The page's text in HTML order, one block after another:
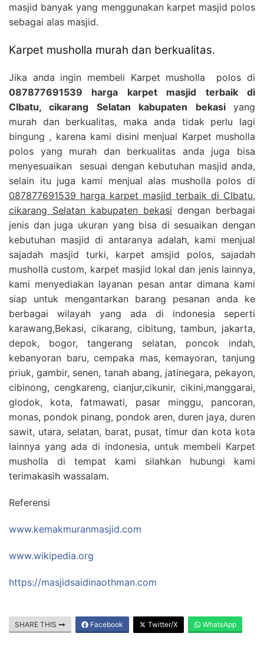
masjid banyak yang menggunakan karpet masjid polos
sebagai alas masjid.
Karpet musholla murah dan berkualitas.
Jika anda ingin membeli Karpet musholla polos di
087877691539 harga karpet masjid terbaik di
CIbatu, cikarang Selatan kabupaten bekasi yang
murah dan berkualitas, maka anda tidak perlu lagi
bingung , karena kami disini menjual Karpet musholla
polos yang murah dan berkualitas anda juga bisa
menyesuaikan sesuai dengan kebutuhan masjid anda,
selain itu juga kami menjual alas musholla polos di
087877691539 harga karpet masjid terbaik di CIbatu,
cikarang Selatan kabupaten bekasi dengan berbagai
jenis dan juga ukuran yang bisa di sesuaikan dengan
kebutuhan masjid di antaranya adalah, kami menjual
sajadah masjid turki, karpet amsjid polos, sajadah
musholla custom, karpet masjid lokal dan jenis lainnya,
kami menyediakan layanan pesan antar dimana kami
siap untuk mengantarkan barang pesanan anda ke
berbagai wilayah yang ada di indonesia seperti
karawang,Bekasi, cikarang, cibitung, tambun, jakarta,
depok, bogor, tangerang selatan, poncok indah,
kebanyoran baru, cempaka mas, kemayoran, tanjung
priuk, gambir, senen, tanah abang, jatinegara, pekayon,
cibinong, cengkareng, cianjur,cikunir, cikini,manggarai,
glodok, kota, fatmawati, pasar minggu, pancoran,
monas, pondok pinang, pondok aren, duren jaya, duren
sawit, utara, selatan, barat, pusat, timur dan kota kota
lainnya yang ada di indonesia, untuk membeli Karpet
musholla di tempat kami silahkan hubungi kami
terimakasih wassalam.
Referensi
www.kemakmuranmasjid.com
www.wikipedia.org
https://masjidsaidinaothman.com
SHARE THIS Facebook Twitter/X WhatsApp